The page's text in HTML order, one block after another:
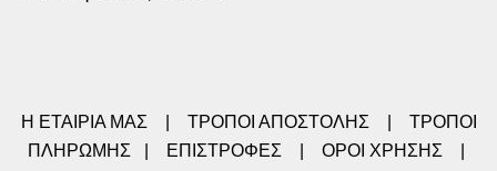
Η ΕΤΑΙΡΙΑ ΜΑΣ ΤΡΟΠΟΙ ΑΠΟΣΤΟΛΗΣ
ΤΡΟΠΟΙ
ΠΛΗΡΩΜΗΣ
ΕΠΙΣΤΡΟΦΕΣ ΟΡΟΙ ΧΡΗΣΗΣ